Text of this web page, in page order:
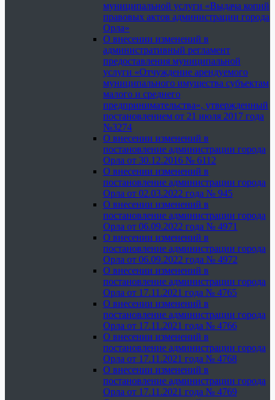
муниципальной услуги «Выдача копий
правовых актов администрации города
Орла»
О внесении изменений в
административный регламент
предоставления муниципальной
услуги «Отчуждение арендуемого
муниципального имущества субъектам
малого и среднего
предпринимательства», утвержденный
постановлением от 21 июля 2017 года
№3274
О внесении изменений в
постановление администрации города
Орла от 30.12.2016 № 6112
О внесении изменений в
постановление администрации города
Орла от 02.03.2022 года № 945
О внесении изменений в
постановление администрации города
Орла от 06.09.2022 года № 4971
О внесении изменений в
постановление администрации города
Орла от 06.09.2022 года № 4972
О внесении изменений в
постановление администрации города
Орла от 17.11.2021 года № 4765
О внесении изменений в
постановление администрации города
Орла от 17.11.2021 года № 4766
О внесении изменений в
постановление администрации города
Орла от 17.11.2021 года № 4768
О внесении изменений в
постановление администрации города
Орла от 17.11.2021 года № 4769